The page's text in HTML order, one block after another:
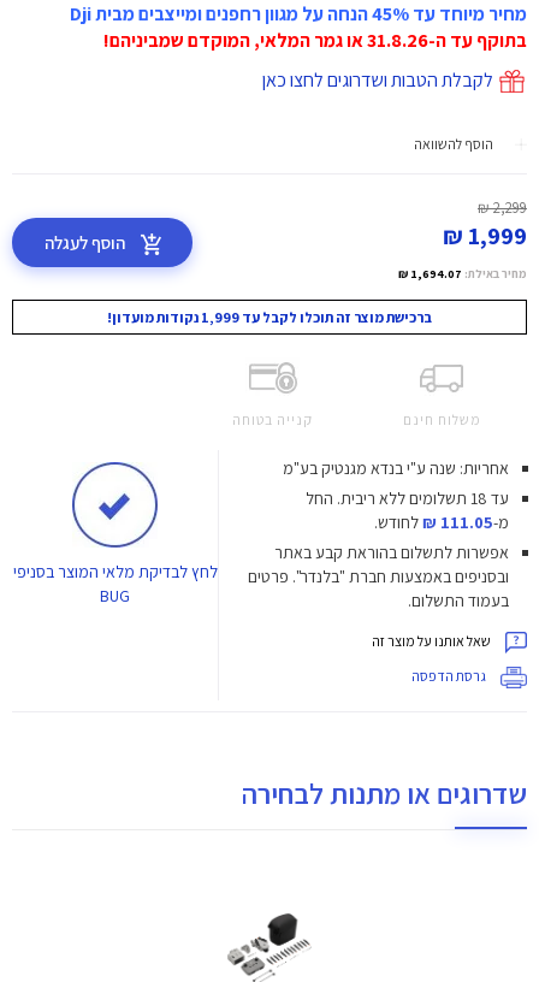
מחיר מיוחד עד 45% הנחה על מגוון רחפנים ומייצבים מבית Dji
בתוקף עד ה-31.8.26 או גמר המלאי, המוקדם שמביניהם!
לקבלת הטבות ושדרוגים לחצו כאן
הוסף להשוואה
2,299 ₪
1,999 ₪
מחיר באילת: 1,694.07 ₪
הוסף לעגלה
ברכישת מוצר זה תוכלו לקבל עד 1,999 נקודות מועדון!
משלוח חינם קנייה בטוחה
אחריות: שנה ע"י בנדא מגנטיק בע"מ
עד 18 תשלומים ללא ריבית.
החל
מ-111.05 ₪
לחודש.
אפשרות לתשלום בהוראת קבע באתר
ובסניפים באמצעות חברת "בלנדר". פרטים
בעמוד התשלום.
שאל אותנו על מוצר זה
גרסת הדפסה
לחץלבדיקת מלאי המוצר בסניפי
BUG
שדרוגים או מתנות לבחירה